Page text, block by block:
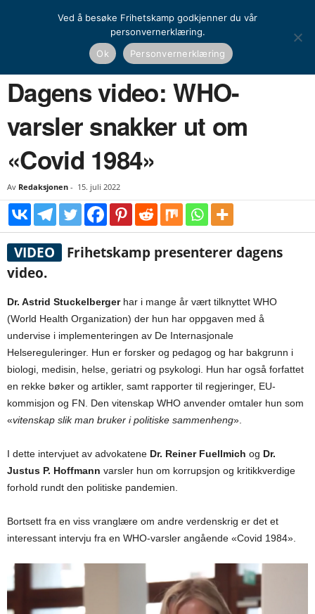
Dagens video: WHO-varsler snakker ut om «Covid 1984»
Dagens video: WHO-
varsler snakker ut om
«Covid 1984»
Av Redaksjonen - 15. juli 2022
VIDEO
Frihetskamp presenterer dagens
video.
Dr. Astrid Stuckelbergerhar i mange år vært tilknyttet WHO
(World Health Organization) der hun har oppgaven med å
undervise i implementeringen av De Internasjonale
Helsereguleringer. Hun er forsker og pedagog og har bakgrunn i
biologi, medisin, helse, geriatri og psykologi. Hun har også forfattet
en rekke bøker og artikler, samt rapporter til regjeringer, EU-
kommisjon og FN. Den vitenskap WHO anvender omtaler hun som
«vitenskap slik man bruker i politiske sammenheng».
I dette intervjuet av advokatene Dr. Reiner Fuellmich og Dr.
Justus P. Hoffmann varsler hun om korrupsjon og kritikkverdige
forhold rundt den politiske pandemien.
Bortsett fra en viss vranglære om andre verdenskrig er det et
interessant intervju fra en WHO-varsler angående «Covid 1984».
Ved å besøke Frihetskamp godkjenner du vår
personvernerklæring.
Ok
Personvernerklæring